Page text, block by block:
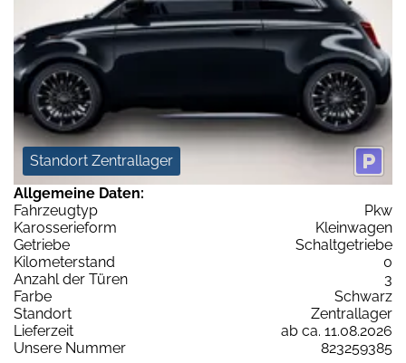
Standort Zentrallager
Allgemeine Daten:
Fahrzeugtyp
Pkw
Karosserieform
Kleinwagen
Getriebe
Schaltgetriebe
Kilometerstand
0
Anzahl der Türen
3
Farbe
Schwarz
Standort
Zentrallager
Lieferzeit
ab ca. 11.08.2026
Unsere Nummer
823259385